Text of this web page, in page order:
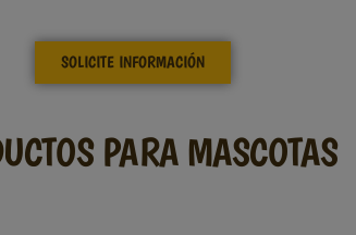
SOLICITE INFORMACIÓN
PARA MASCOTAS